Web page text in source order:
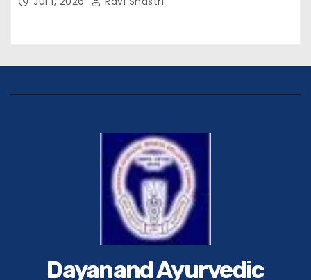
(भा०पु०से०) सिविल सर्जन, सिवान एवं ब्यूरो चीफ श्री नीरज
Dayanand Ayurvedic